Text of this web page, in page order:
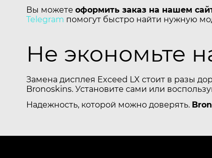
Вы можете оформить заказ на нашем
Telegram помогут быстро найти нужную
Не экономьте
Замена дисплея Exceed LX стоит в разы
Bronoskins. Установите сами или
Надежность, которой можно доверять.